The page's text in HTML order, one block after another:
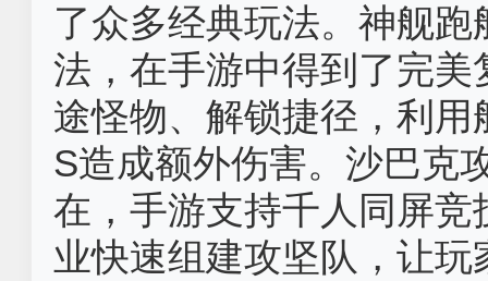
了众多经典玩法。神舰
法，在手游中得到了完
途怪物、解锁捷径，利
S造成额外伤害。沙巴克
在，手游支持千人同屏
业快速组建攻坚队，让